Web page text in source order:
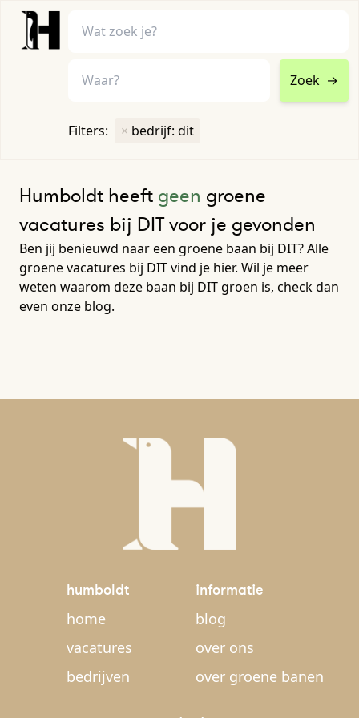
Zoek →
Filters: × bedrijf: dit
Humboldt heeft geen groene
vacatures bij DIT voor je gevonden
Ben jij benieuwd naar een groene baan bij DIT? Alle
groene vacatures bij DIT vind je hier. Wil je meer
weten waarom deze baan bij DIT groen is, check dan
even onze blog.
humboldt
home
vacatures
bedrijven
informatie
blog
over ons
over groene banen